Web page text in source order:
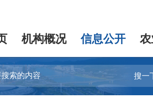
机构概况 信息公开
搜一